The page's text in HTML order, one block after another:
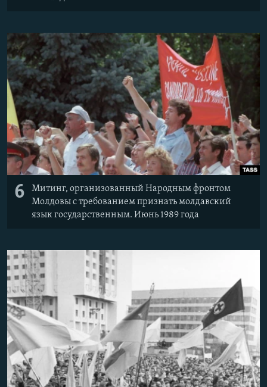
6
Митинг, организованный Народным фронтом
Молдовы с требованием признать молдавский
язык государственным. Июнь 1989 года